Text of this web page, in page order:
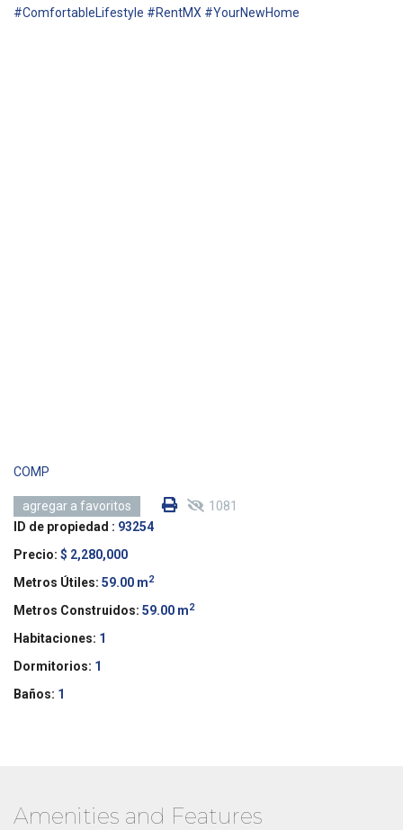
#ComfortableLifestyle #RentMX #YourNewHome
COMP
agregar a favoritos 1081
ID de propiedad : 93254
Precio: $ 2,280,000
Metros Útiles: 59.00 m2
Metros Construidos: 59.00 m2
Habitaciones: 1
Dormitorios: 1
Baños: 1
Amenities and Features